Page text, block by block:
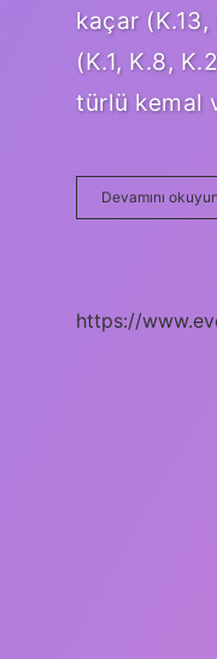
kaçar
(K.1, K.8,
türlü kemal
Devamını okuyun
https://